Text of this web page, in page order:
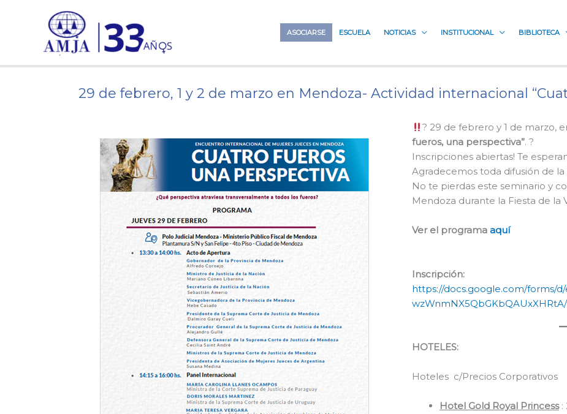
ASOCIARSE ESCUELA NOTICIAS INSTITUCIONAL BIBLIOTECA
29 de febrero, 1 y 2 de marzo en Mendoza- Actividad internacional
? 29 de febrero y 1 de marzo,
fueros, una perspectiva”. ?
Inscripciones abiertas! Te
Agradecemos toda difusión de
No te pierdas este seminario y
Mendoza durante la Fiesta de la
Ver el programa aquí
Inscripción:
https://docs.google.com/forms/
HOTELES:
Hoteles c/Precios Corporativos
Hotel Gold Royal Princess: